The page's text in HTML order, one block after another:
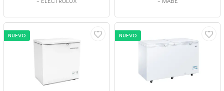
NUEVO NUEVO